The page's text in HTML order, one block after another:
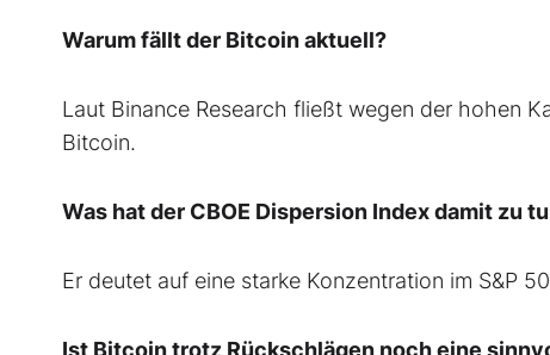
Warum fällt der Bitcoin aktuell?
Laut Binance Research fließt wegen der hohen
Bitcoin.
Was hat der CBOE Dispersion Index damit zu
Er deutet auf eine starke Konzentration im S&P